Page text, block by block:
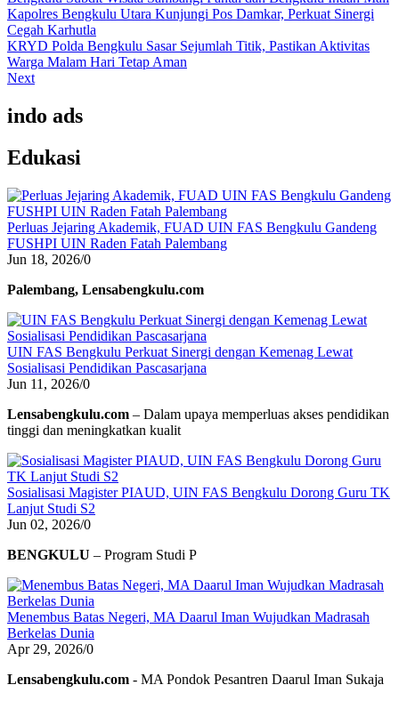
Kapolres Bengkulu Utara Kunjungi Pos Damkar, Perkuat Sinergi
Cegah Karhutla
KRYD Polda Bengkulu Sasar Sejumlah Titik, Pastikan Aktivitas
Warga Malam Hari Tetap Aman
Next
indo ads
Edukasi
Perluas Jejaring Akademik, FUAD UIN FAS Bengkulu Gandeng
FUSHPI UIN Raden Fatah Palembang
Jun 18, 2026/0
Palembang, Lensabengkulu.com
UIN FAS Bengkulu Perkuat Sinergi dengan Kemenag Lewat
Sosialisasi Pendidikan Pascasarjana
Jun 11, 2026/0
Lensabengkulu.com – Dalam upaya memperluas akses pendidikan
tinggi dan meningkatkan kualit
Sosialisasi Magister PIAUD, UIN FAS Bengkulu Dorong Guru TK
Lanjut Studi S2
Jun 02, 2026/0
BENGKULU – Program Studi P
Menembus Batas Negeri, MA Daarul Iman Wujudkan Madrasah
Berkelas Dunia
Apr 29, 2026/0
Lensabengkulu.com - MA Pondok Pesantren Daarul Iman Sukaja